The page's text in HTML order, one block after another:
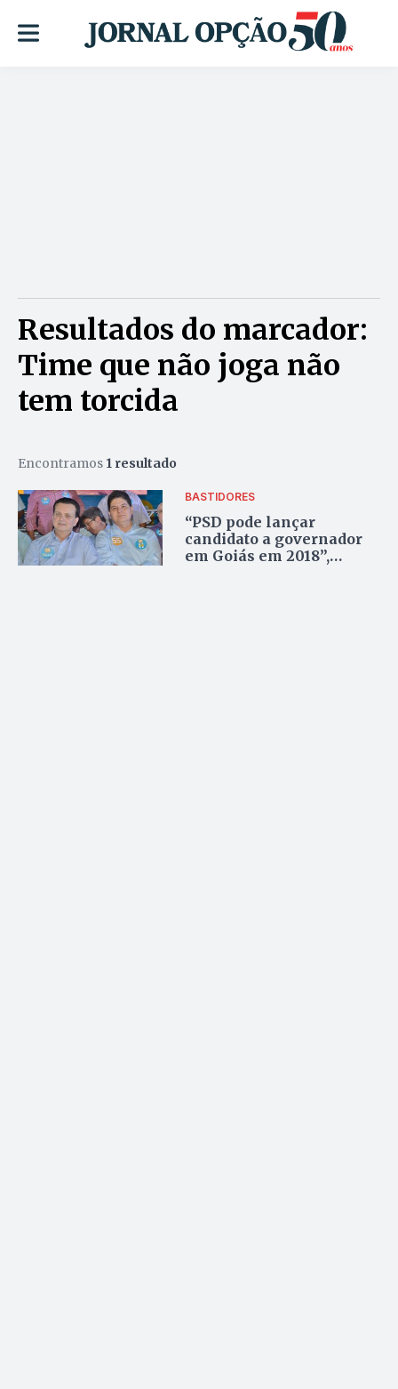
Resultados do marcador:
Time que não joga não
tem torcida
Encontramos 1 resultado
BASTIDORES
“PSD pode lançar
candidato a governador
em Goiás em 2018”,